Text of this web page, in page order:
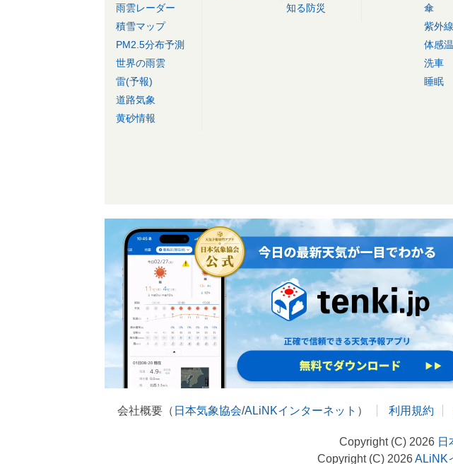
雨雲レーダー
積雪マップ
PM2.5分布予測
世界の雨雲
雷(予報)
道路気象
黄砂情報
知る防災
傘
紫外線
体感
洗車
睡眠
会社概要（ 日本気象協会/ALiNKインターネット ） 利用規約
Copyright (C) 2026 日
Copyright (C) 2026ALiNK